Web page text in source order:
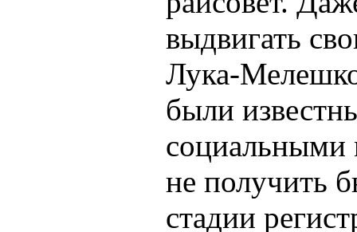
выдвигать
Лука-
были
социальными
не получить
стадии